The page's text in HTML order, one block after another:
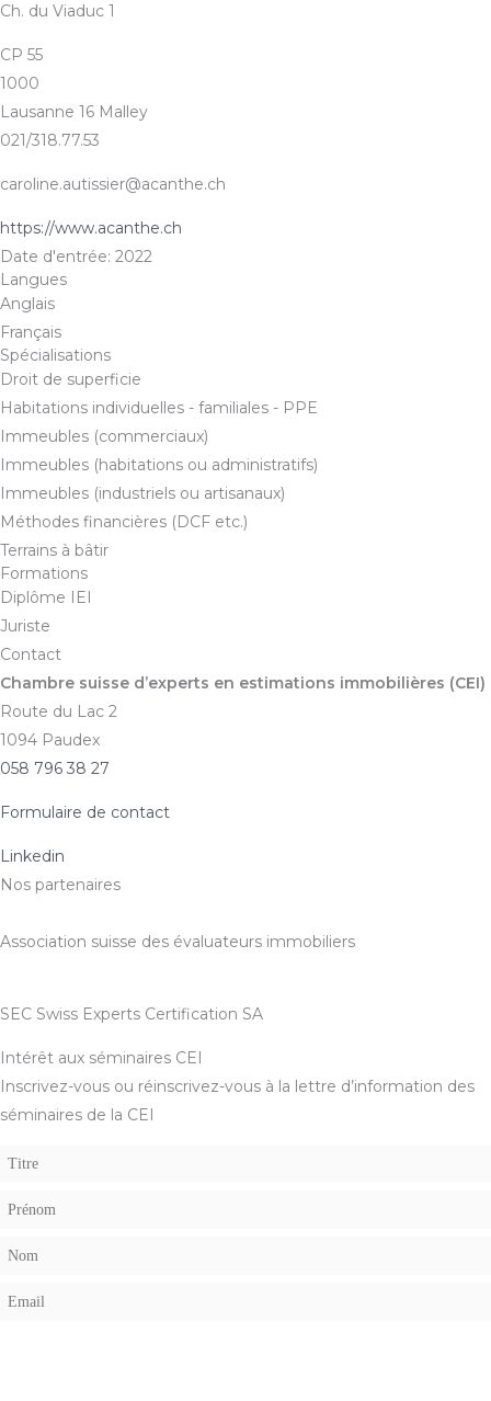
Ch. du Viaduc 1
CP 55
1000
Lausanne 16 Malley
021/318.77.53
caroline.autissier@acanthe.ch
https://www.acanthe.ch
Date d'entrée: 2022
Langues
Anglais
Français
Spécialisations
Droit de superficie
Habitations individuelles - familiales - PPE
Immeubles (commerciaux)
Immeubles (habitations ou administratifs)
Immeubles (industriels ou artisanaux)
Méthodes financières (DCF etc.)
Terrains à bâtir
Formations
Diplôme IEI
Juriste
Contact
Chambre suisse d’experts en estimations immobilières (CEI)
Route du Lac 2
1094 Paudex
058 796 38 27
Formulaire de contact
Linkedin
Nos partenaires
Association suisse des évaluateurs immobiliers
SEC Swiss Experts Certification SA
Intérêt aux séminaires CEI
Inscrivez-vous ou réinscrivez-vous à la lettre d’information des
séminaires de la CEI